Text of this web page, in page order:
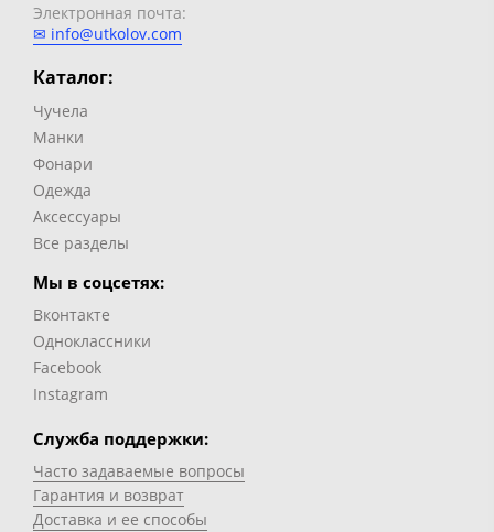
Электронная почта:
✉ info@utkolov.com
Каталог:
Чучела
Манки
Фонари
Одежда
Аксессуары
Все разделы
Мы в соцсетях:
Вконтакте
Одноклассники
Facebook
Instagram
Служба поддержки:
Часто задаваемые вопросы
Гарантия и возврат
Доставка и ее способы